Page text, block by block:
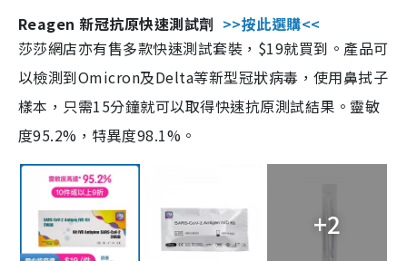
Reagen 新冠抗原快速測試劑 >>按此選購<<
莎莎網店亦有售多款快速測試套裝，$19就買到。產品可
以檢測到Omicron及Delta等新型冠狀病毒，使用鼻拭子
樣本，只需15分鐘就可以取得快速抗原測試結果。靈敏
度95.2%，特異度98.1%。
+2